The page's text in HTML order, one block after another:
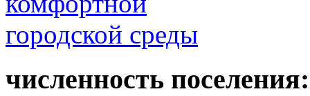
численность поселения: